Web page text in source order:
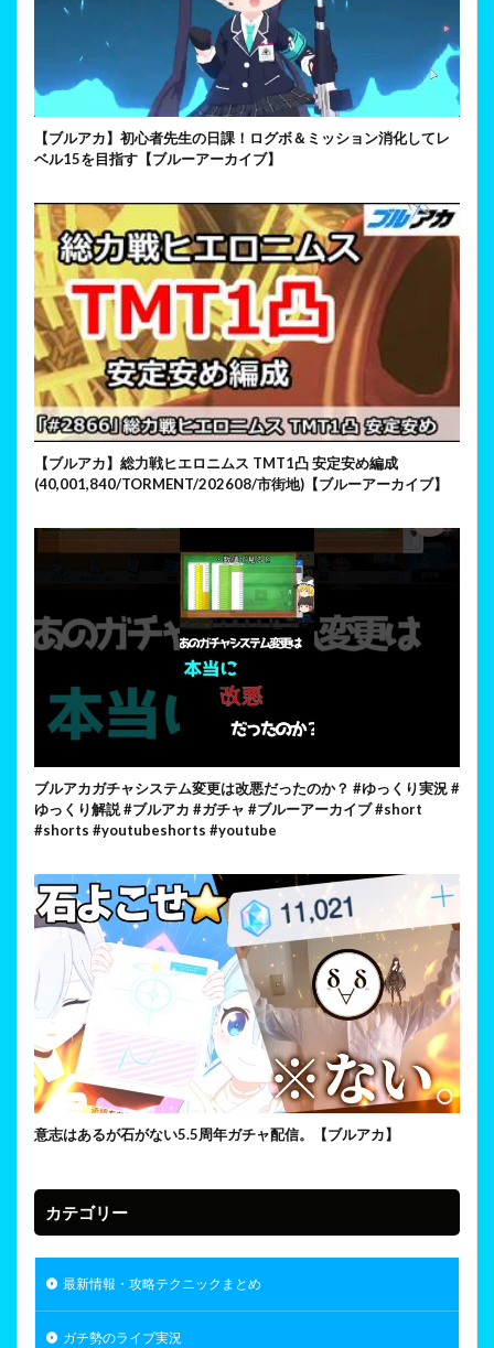
【ブルアカ】初心者先生の日課！ログボ＆ミッション消化してレ
ベル15を目指す【ブルーアーカイブ】
【ブルアカ】総力戦ヒエロニムス TMT1凸 安定安め編成
(40,001,840/TORMENT/202608/市街地)【ブルーアーカイブ】
ブルアカガチャシステム変更は改悪だったのか？ #ゆっくり実況 #
ゆっくり解説 #ブルアカ #ガチャ #ブルーアーカイブ #short
#shorts #youtubeshorts #youtube
意志はあるが石がない5.5周年ガチャ配信。【ブルアカ】
カテゴリー
最新情報・攻略テクニックまとめ
ガチ勢のライブ実況